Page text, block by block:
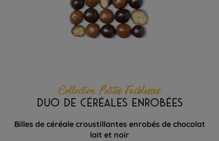
Collection Petites Faiblesses
DUO DE CÉRÉALES ENROBÉES
Billes de céréale croustillantes enrobés de chocolat
lait et noir